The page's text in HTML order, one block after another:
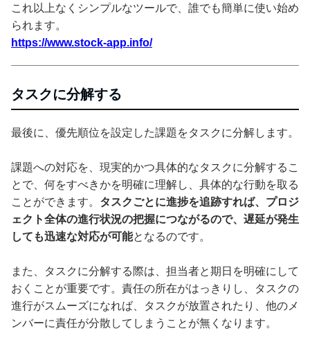
これ以上なくシンプルなツールで、誰でも簡単に使い始め
られます。
https://www.stock-app.info/
タスクに分解する
最後に、優先順位を設定した課題をタスクに分解します。
課題への対応を、現実的かつ具体的なタスクに分解するこ
とで、何をすべきかを明確に理解し、具体的な行動を取る
ことができます。 タスクごとに進捗を追跡すれば、プロジ
ェクト全体の進行状況の把握につながるので、遅延が発生
しても迅速な対応が可能となるのです。
また、タスクに分解する際は、担当者と期日を明確にして
おくことが重要です。責任の所在がはっきりし、タスクの
進行がスムーズになれば、タスクが放置されたり、他のメ
ンバーに責任が分散してしまうことが無くなります。